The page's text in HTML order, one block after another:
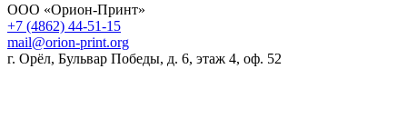
ООО «Орион-Принт»
+7 (4862) 44-51-15
mail@orion-print.org
г. Орёл, Бульвар Победы, д. 6, этаж 4, оф. 52